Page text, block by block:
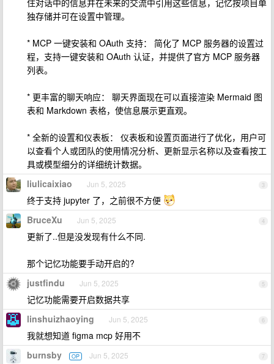
住对话中的信息并在未来的交流中引用这些信息，记忆按项目单
独存储并可在设置中管理。
* MCP 一键安装和 OAuth 支持： 简化了 MCP 服务器的设置过
程，支持一键安装和 OAuth 认证，并提供了官方 MCP 服务器
列表。
* 更丰富的聊天响应： 聊天界面现在可以直接渲染 Mermaid 图
表和 Markdown 表格，使信息展示更直观。
* 全新的设置和仪表板： 仪表板和设置页面进行了优化，用户可
以查看个人或团队的使用情况分析、更新显示名称以及查看按工
具或模型细分的详细统计数据。
3
liulicaixiao Jun 5, 2025
终于支持 jupyter 了，之前很不方便
4
BruceXu Jun 5, 2025
更新了..但是没发现有什么不同.
那个记忆功能要手动开启的?
5
justfindu Jun 5, 2025
记忆功能需要开启数据共享
6
linshuizhaoying Jun 5, 2025
我就想知道 figma mcp 好用不
7
burnsby OP Jun 5, 2025